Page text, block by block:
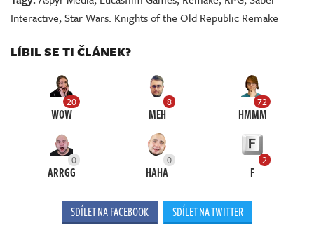
Interactive,Star Wars: Knights of the Old Republic Remake
LÍBIL SE TI ČLÁNEK?
20
WOW
8
MEH
72
HMMM
0
ARRGG
0
HAHA
2
F
SDÍLET NA FACEBOOK SDÍLET NA TWITTER